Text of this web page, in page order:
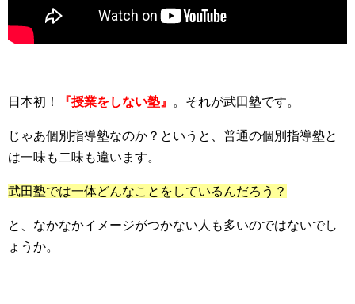
日本初！ 『授業をしない塾』 。それが武田塾です。
じゃあ個別指導塾なのか？というと、普通の個別指導塾と
は一味も二味も違います。
武田塾では一体どんなことをしているんだろう？
と、なかなかイメージがつかない人も多いのではないでし
ょうか。